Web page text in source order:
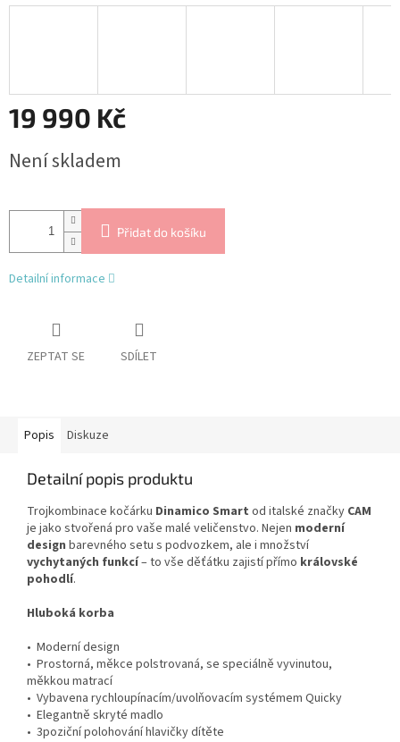
19 990 Kč
cena:
Není skladem
Přidat do košíku
Detailní informace
ZEPTAT SE SDÍLET
Popis Diskuze
Detailní popis produktu
Trojkombinace kočárku Dinamico Smart od italské značky CAM
je jako stvořená pro vaše malé veličenstvo. Nejen moderní
design barevného setu s podvozkem, ale i množství
vychytaných funkcí– to vše děťátku zajistí přímo královské
pohodlí.
Hluboká korba
• Moderní design
• Prostorná, měkce polstrovaná, se speciálně vyvinutou,
měkkou matrací
• Vybavena rychloupínacím/uvolňovacím systémem Quicky
• Elegantně skryté madlo
• 3poziční polohování hlavičky dítěte